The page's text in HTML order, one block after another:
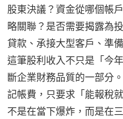
股東決議？資金從哪個帳
略關聯？是否需要揭露為
貸款、承接大型客戶、準
這筆股利收入不只是「今
斷企業財務品質的一部分
記帳費，只要求「能報稅
不是在當下爆炸，而是在